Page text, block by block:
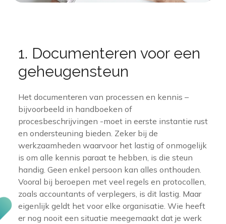
1. Documenteren voor een
geheugensteun
Het documenteren van processen en kennis –
bijvoorbeeld in handboeken of
procesbeschrijvingen -moet in eerste instantie rust
en ondersteuning bieden. Zeker bij de
werkzaamheden waarvoor het lastig of onmogelijk
is om alle kennis paraat te hebben, is die steun
handig. Geen enkel persoon kan alles onthouden.
Vooral bij beroepen met veel regels en protocollen,
zoals accountants of verplegers, is dit lastig. Maar
eigenlijk geldt het voor elke organisatie. Wie heeft
er nog nooit een situatie meegemaakt dat je werk